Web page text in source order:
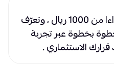
ابدأ رحلتك الاستثمارية ابتداءا من 1000 ريال ، وتعرّف
بخطوة عبر تجربة
الاستثماري .